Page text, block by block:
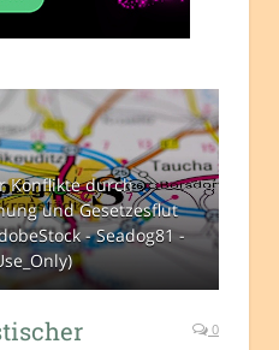
Konflikte durch
und Gesetzesflut
- Seadog81 -
0